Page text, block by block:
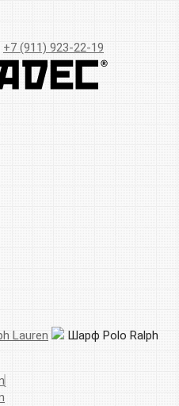
+7 (911) 923-22-19
Lauren
Шарф Polo Ralph